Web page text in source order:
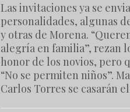
Las invitaciones ya se
personalidades, algunas
y otras de Morena.
alegría en familia”, rezan
honor de los novios, pero
“No se permiten niños”.
Carlos Torres se casarán